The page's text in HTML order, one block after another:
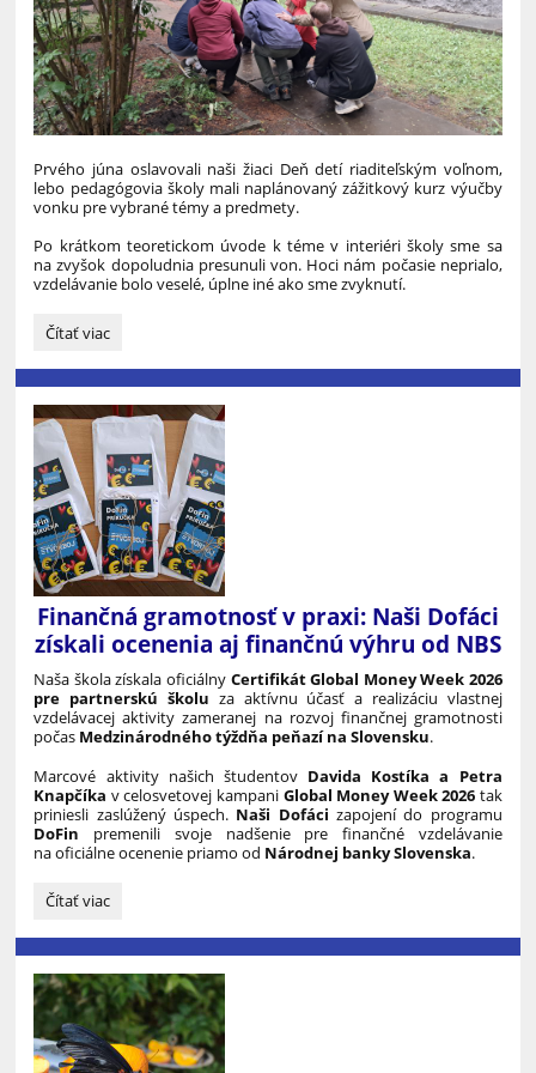
Prvého júna oslavovali naši žiaci Deň detí riaditeľským voľnom,
lebo pedagógovia školy mali naplánovaný zážitkový kurz výučby
vonku pre vybrané témy a predmety.
Po krátkom teoretickom úvode k téme v interiéri školy sme sa
na zvyšok dopoludnia presunuli von. Hoci nám počasie neprialo,
vzdelávanie bolo veselé, úplne iné ako sme zvyknutí.
„Hurá
Čítať viac
Finančná gramotnosť v praxi: Naši Dofáci
získali ocenenia aj finančnú výhru od NBS
Naša škola získala oficiálnyCertifikát Global Money Week 2026
pre partnerskú školu za aktívnu účasť a realizáciu vlastnej
vzdelávacej aktivity zameranej na rozvoj finančnej gramotnosti
počas Medzinárodného týždňa peňazí na Slovensku.
Marcové aktivity našich študentov Davida Kostíka a Petra
Knapčíka v celosvetovej kampani Global Money Week 2026 tak
priniesli zaslúžený úspech. Naši Dofácizapojení do programu
DoFin premenili svoje nadšenie pre finančné vzdelávanie
na oficiálne ocenenie priamo od Národnej banky Slovenska.
Finančná
v
Naši
Dofáci
získali
ocenenia
Čítať viac